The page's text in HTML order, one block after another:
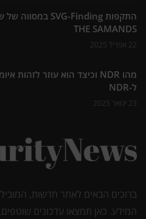
THE SAMANDS
22 אפריל 2025
ל-NDR
23 ינואר 2025
ברוכים הבאים לאתר חדשות,
המידע. כאן תמצאו עדכונים